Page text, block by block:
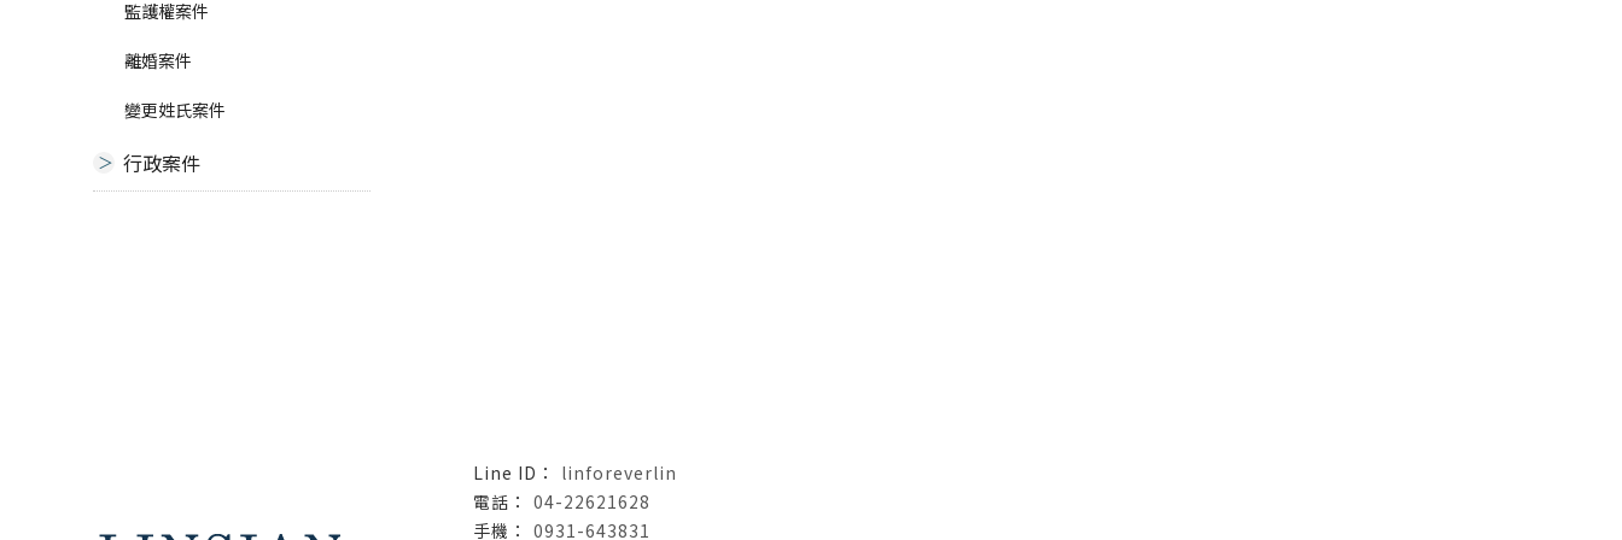
監護權案件
離婚案件
變更姓氏案件
行政案件
linforeverlin
04-22621628
0931-643831